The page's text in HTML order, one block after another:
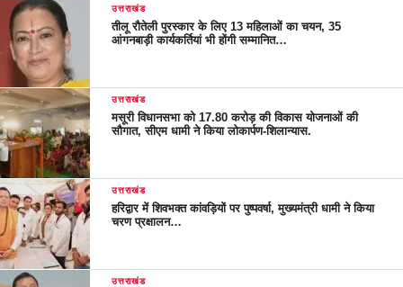
उत्तराखंड
तीलू रौतेली पुरस्कार के लिए 13 महिलाओं का चयन, 35
आंगनबाड़ी कार्यकर्तियां भी होंगी सम्मानित…
उत्तराखंड
मसूरी विधानसभा को 17.80 करोड़ की विकास योजनाओं की
सौगात, सीएम धामी ने किया लोकार्पण-शिलान्यास.
उत्तराखंड
हरिद्वार में शिवभक्त कांवड़ियों पर पुष्पवर्षा, मुख्यमंत्री धामी ने किया
चरण प्रक्षालन…
उत्तराखंड